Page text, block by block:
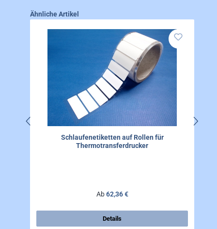
Produktgalerie überspringen
Ähnliche Artikel
Schlaufenetiketten auf Rollen für
Thermotransferdrucker
Regulärer Preis:
Ab62,36 €
Details